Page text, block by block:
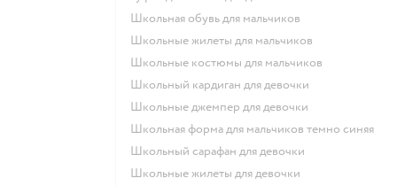
Школьная обувь для мальчиков
Школьные жилеты для мальчиков
Школьные костюмы для мальчиков
Школьный кардиган для девочки
Школьные джемпер для девочки
Школьная форма для мальчиков темно синяя
Школьный сарафан для девочки
Школьные жилеты для девочки